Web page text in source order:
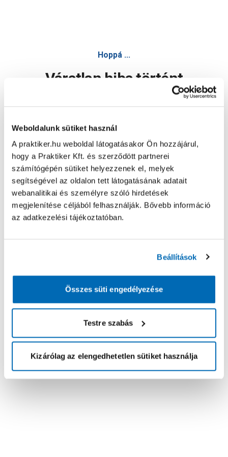
Weboldalunk sütiket használ
A praktiker.hu weboldal látogatásakor Ön hozzájárul,
hogy a Praktiker Kft. és szerződött partnerei
számítógépén sütiket helyezzenek el, melyek
segítségével az oldalon tett látogatásának adatait
webanalitikai és személyre szóló hirdetések
megjelenítése céljából felhasználják. Bővebb információ
az adatkezelési tájékoztatóban.
Beállítások
Összes süti engedélyezése
Testre szabás
Kizárólag az elengedhetetlen sütiket használja
Hoppá ...
Váratlan hiba történt
Oldal újratöltése